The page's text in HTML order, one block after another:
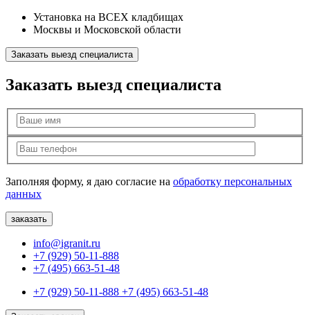
Установка на ВСЕХ кладбищах
Москвы и Московской области
Заказать выезд специалиста
Заказать выезд специалиста
Заполняя форму, я даю согласие на обработку персональных
данных
info@igranit.ru
+7 (929) 50-11-888
+7 (495) 663-51-48
+7 (929) 50-11-888 +7 (495) 663-51-48